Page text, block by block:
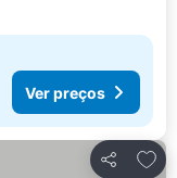
Ver preços
Partilhar